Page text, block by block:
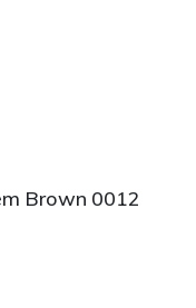
Brown 0012